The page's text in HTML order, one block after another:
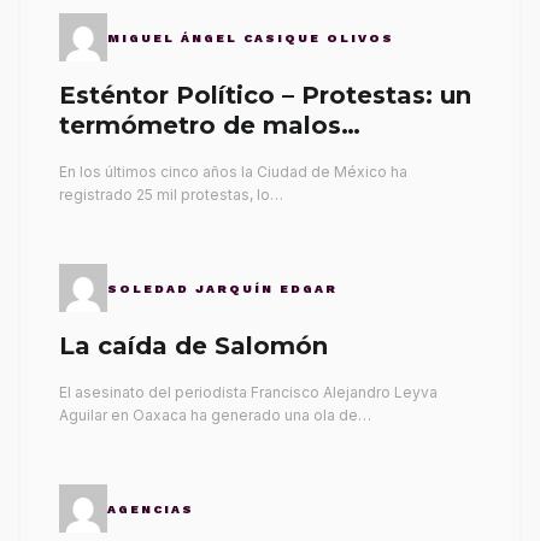
MIGUEL ÁNGEL CASIQUE OLIVOS
Esténtor Político – Protestas: un
termómetro de malos
En los últimos cinco años la Ciudad de México ha
registrado 25 mil protestas, lo…
SOLEDAD JARQUÍN EDGAR
La caída de Salomón
El asesinato del periodista Francisco Alejandro Leyva
Aguilar en Oaxaca ha generado una ola de…
AGENCIAS